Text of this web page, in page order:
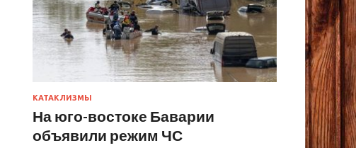
КАТАКЛИЗМЫ
На юго-востоке Баварии
объявили режим ЧС